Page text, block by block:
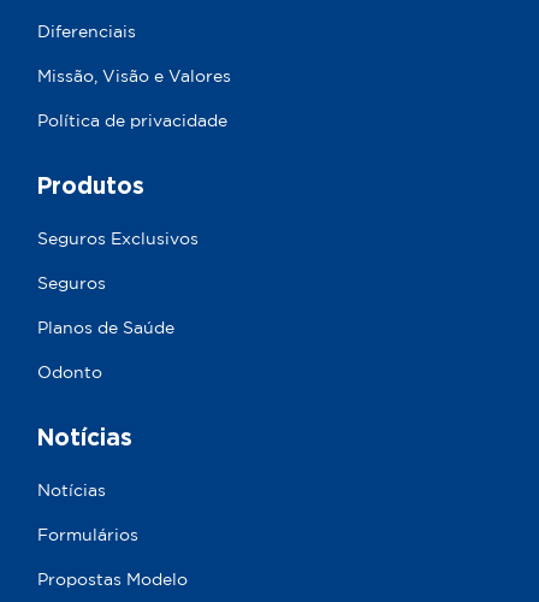
Diferenciais
Missão, Visão e Valores
Política de privacidade
Produtos
Seguros Exclusivos
Seguros
Planos de Saúde
Odonto
Notícias
Notícias
Formulários
Propostas Modelo